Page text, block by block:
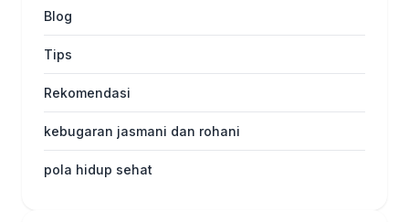
Blog
Tips
Rekomendasi
kebugaran jasmani dan rohani
pola hidup sehat